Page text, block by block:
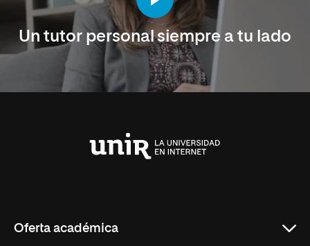
Un tutor personal siempre a tu lado
Oferta académica